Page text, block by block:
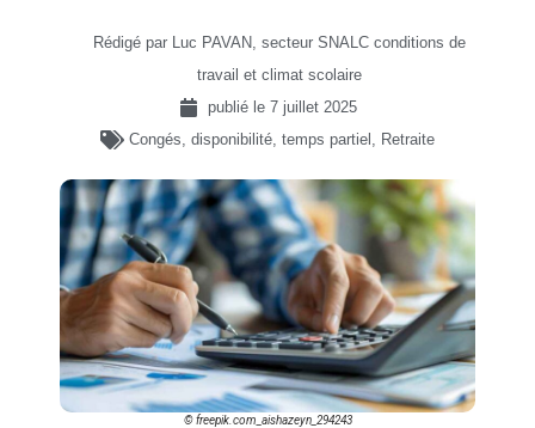
Rédigé par Luc PAVAN, secteur SNALC conditions de
travail et climat scolaire
publié le 7 juillet 2025
Congés, disponibilité, temps partiel , Retraite
© freepik.com_aishazeyn_294243